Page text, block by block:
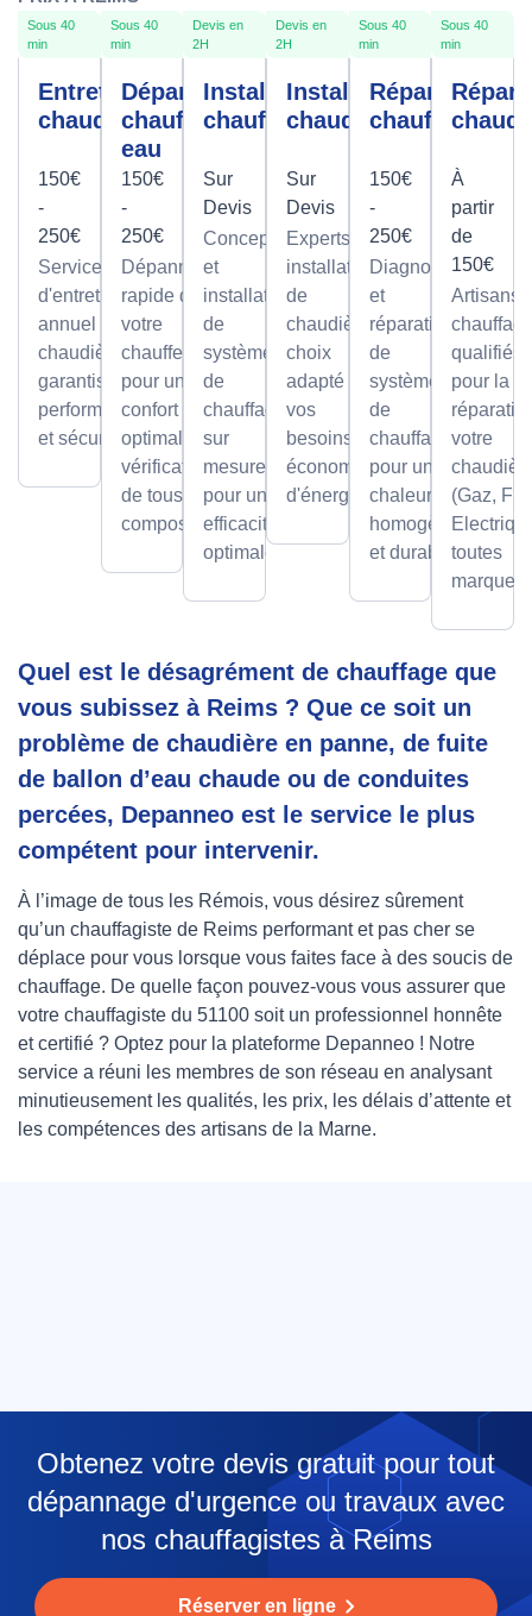
Sous 40
min
Entretien
chaudière
150€
-
250€
Service
d'entretien
annuel pour
chaudières,
garantissant
performance
et sécurité.
Sous 40
min
Dépannage
chauffe-
eau
150€
-
250€
Dépannage
rapide de
votre
chauffe-eau
pour un
confort
optimal avec
vérification
de tous les
composants.
Devis en
2H
Installation
chauffage
Sur
Devis
Conception
et
installation
de
systèmes
de
chauffage
sur
mesure,
pour une
efficacité
optimale.
Devis en
2H
Installation
chaudière
Sur
Devis
Experts en
installation
de
chaudières,
choix
adapté à
vos
besoins et
économies
d'énergie.
Sous 40
min
Réparation
chauffage
150€
-
250€
Diagnostic
et
réparation
de
systèmes
de
chauffage
pour une
chaleur
homogène
et durable.
Sous 40
min
À
partir
de
150€
Artisans
qualifiés
pour la
votre
(Gaz,
toutes
marques.
Quel est le désagrément de chauffage que
vous subissez à Reims ? Que ce soit un
problème de chaudière en panne, de fuite
de ballon d’eau chaude ou de conduites
percées, Depanneo est le service le plus
compétent pour intervenir.
À l’image de tous les Rémois, vous désirez sûrement
qu’un chauffagiste de Reims performant et pas cher se
déplace pour vous lorsque vous faites face à des soucis de
chauffage. De quelle façon pouvez-vous vous assurer que
votre chauffagiste du 51100 soit un professionnel honnête
et certifié ? Optez pour la plateforme Depanneo ! Notre
service a réuni les membres de son réseau en analysant
minutieusement les qualités, les prix, les délais d’attente et
les compétences des artisans de la Marne.
Obtenez votre devis gratuit pour tout
dépannage d'urgence ou travaux avec
nos chauffagistes à Reims
Réserver en ligne